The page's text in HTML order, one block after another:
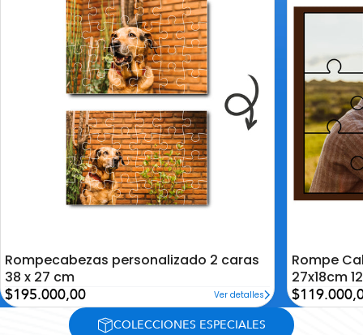
Rompecabezas personalizado 2 caras
38 x 27 cm
Precio
de
$195.000,00 Ver detalles
la
deseos
Rompe
27x18cm
Precio
de
oferta
COLECCIONES ESPECIALES